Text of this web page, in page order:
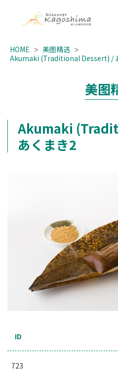
HOME
美图精选
Akumaki (Traditional Dessert) /
美图
Akumaki
あくまき2
ID
723